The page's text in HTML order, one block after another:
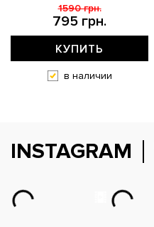
795 грн.
1590 грн.
КУПИТЬ
в наличии
INSTAGRAM